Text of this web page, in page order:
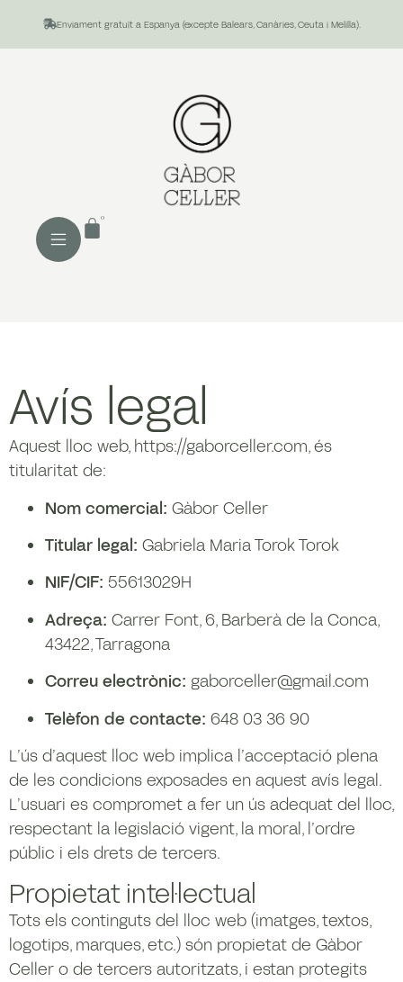
Enviament gratuït a Espanya (excepte Balears, Canàries, Ceuta i Melilla).
0
Avís legal
Aquest lloc web, https://gaborceller.com, és
titularitat de:
Nom comercial: Gàbor Celler
Titular legal: Gabriela Maria Torok Torok
NIF/CIF: 55613029H
Adreça: Carrer Font, 6, Barberà de la Conca,
43422, Tarragona
Correu electrònic: gaborceller@gmail.com
Telèfon de contacte: 648 03 36 90
L’ús d’aquest lloc web implica l’acceptació plena
de les condicions exposades en aquest avís legal.
L’usuari es compromet a fer un ús adequat del lloc,
respectant la legislació vigent, la moral, l’ordre
públic i els drets de tercers.
Propietat intel·lectual
Tots els continguts del lloc web (imatges, textos,
logotips, marques, etc.) són propietat de Gàbor
Celler o de tercers autoritzats, i estan protegits